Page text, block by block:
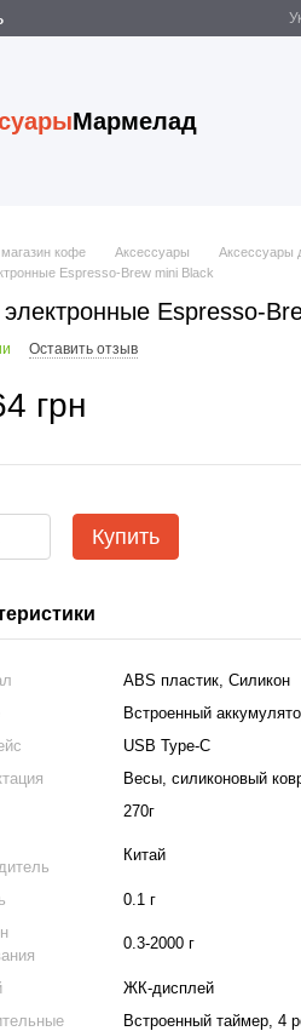
Мармелад
кофе Аксессуары Аксессуары
Espresso-Brew mini Black
Espresso-
Оставить отзыв
грн
Купить
ABS пластик, Силикон
Встроенный
USB Type-C
Весы, силиконовый
270г
Китай
0.1 г
0.3-2000 г
ЖК-дисплей
Встроенный таймер, 4